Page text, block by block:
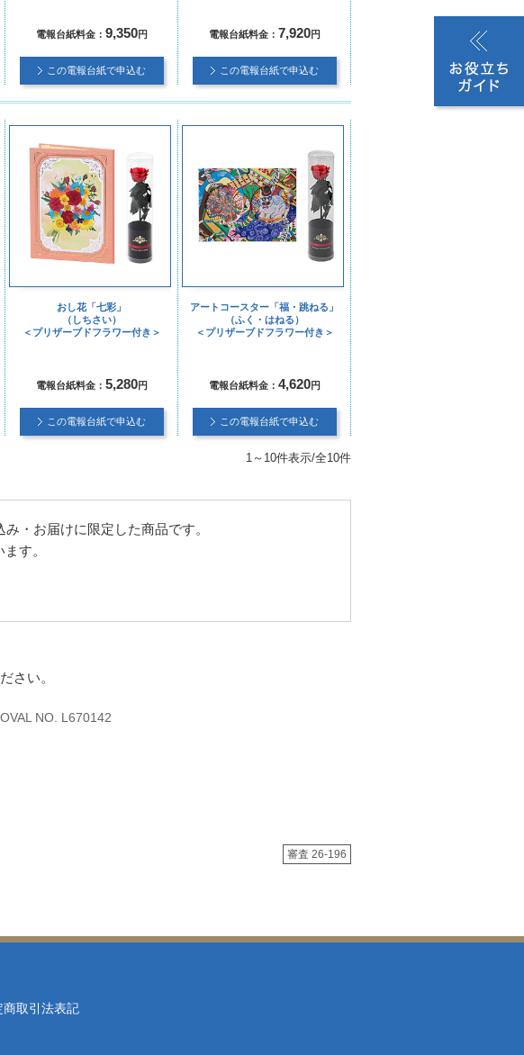
電報台紙料金： 9,350円
この電報台紙で申込む
電報台紙料金： 7,920円
この電報台紙で申込む
おし花「七彩」
（しちさい）
＜プリザーブドフラワー付き＞
電報台紙料金： 5,280円
この電報台紙で申込む
アートコースター「福・跳ねる」
（ふく・はねる）
＜プリザーブドフラワー付き＞
電報台紙料金： 4,620円
この電報台紙で申込む
1～10件表示/全10件
・お届けに限定した商品です。
す。
さい。
NO. L670142
審査 26-196
商取引法表記